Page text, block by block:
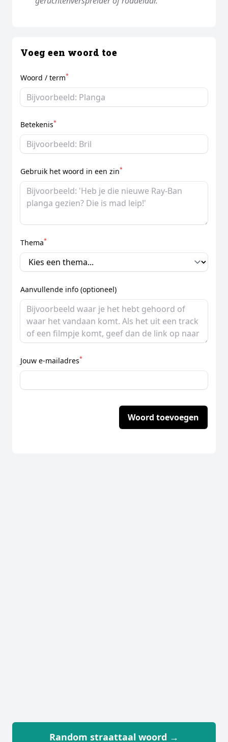
Voeg een woord toe
Woord / term*
Betekenis*
Gebruik het woord in een zin*
Thema*
Aanvullende info (optioneel)
Jouw e-mailadres*
Woord toevoegen
Random straattaal woord →